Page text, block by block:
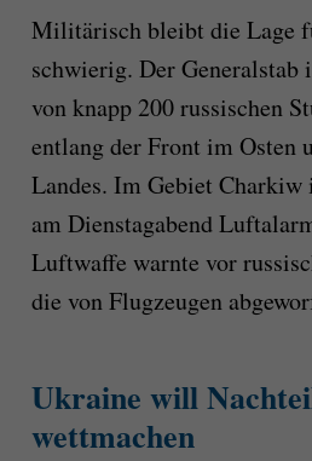
Militärisch bleibt die Lage
schwierig. Der Generalstab
von knapp 200 russischen
entlang der Front im Osten
Landes. Im Gebiet Charkiw
am Dienstagabend
Luftwaffe warnte vor
die von Flugzeugen
Ukraine will
wettmachen